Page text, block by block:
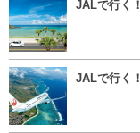
JALで行く
JALで行く